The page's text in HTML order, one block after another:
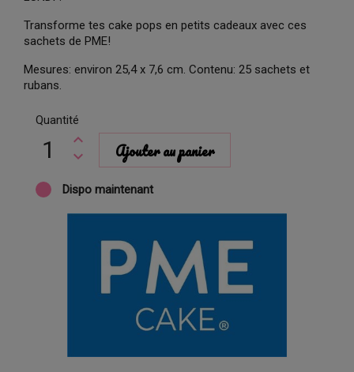
Transforme tes cake pops en petits cadeaux avec ces
sachets de PME!
Mesures: environ 25,4 x 7,6 cm. Contenu: 25 sachets et
rubans.
Quantité
Ajouter au panier
Dispo maintenant